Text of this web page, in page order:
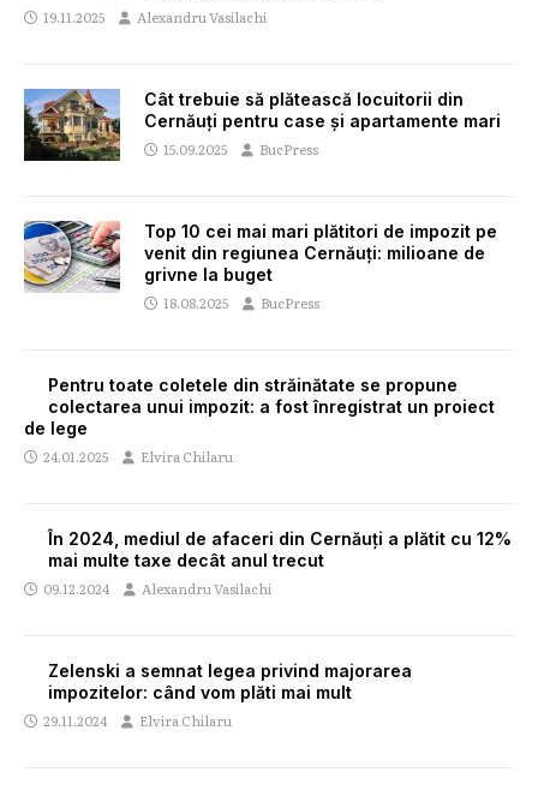
19.11.2025 Alexandru Vasilachi
Cât trebuie să plătească locuitorii din
Cernăuți pentru case și apartamente mari
15.09.2025 BucPress
Top 10 cei mai mari plătitori de impozit pe
venit din regiunea Cernăuți: milioane de
grivne la buget
18.08.2025 BucPress
Pentru toate coletele din străinătate se propune
colectarea unui impozit: a fost înregistrat un proiect
de lege
24.01.2025 Elvira Chilaru
În 2024, mediul de afaceri din Cernăuți a plătit cu 12%
mai multe taxe decât anul trecut
09.12.2024 Alexandru Vasilachi
Zelenski a semnat legea privind majorarea
impozitelor: când vom plăti mai mult
29.11.2024 Elvira Chilaru